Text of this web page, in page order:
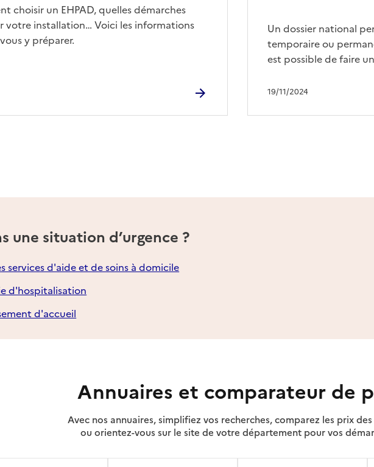
choisir un EHPAD, quelles démarches
votre installation… Voici les informations
y préparer.
19/11/2024
Un dossier national
temporaire ou
est possible de faire
une situation d’urgence ?
services d'aide et de soins à domicile
d'hospitalisation
d'accueil
Annuaires et comparateur de
Avec nos annuaires, simplifiez vos recherches, comparez les prix des
ou orientez-vous sur le site de votre département pour vos